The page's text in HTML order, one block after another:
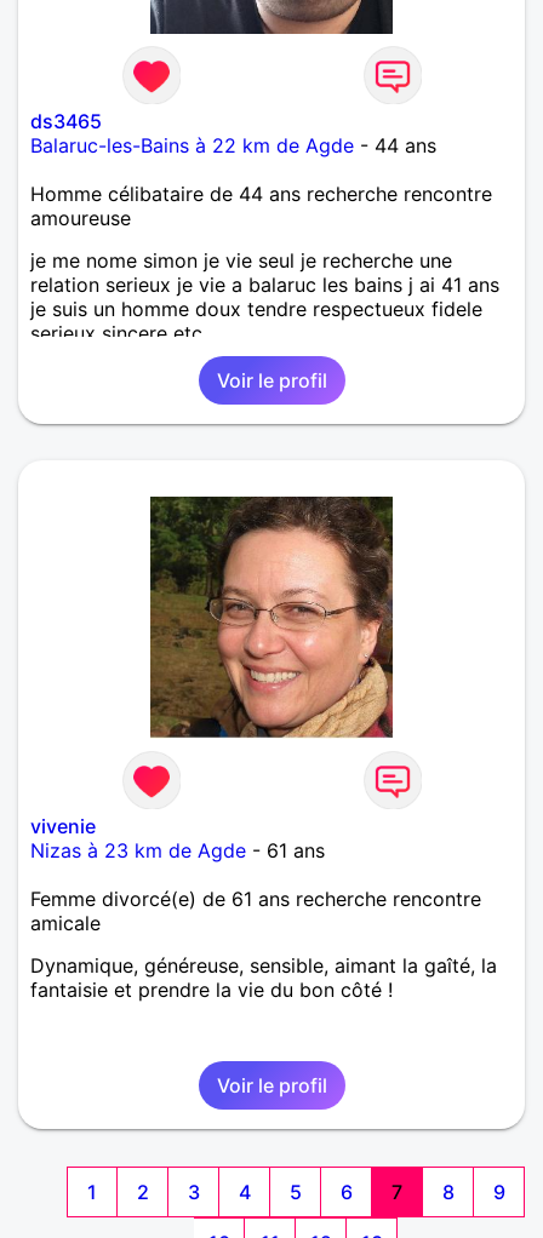
ds3465
Balaruc-les-Bains à 22 km de Agde - 44 ans
Homme célibataire de 44 ans recherche rencontre
amoureuse
je me nome simon je vie seul je recherche une
relation serieux je vie a balaruc les bains j ai 41 ans
je suis un homme doux tendre respectueux fidele
serieux sincere etc....
Voir le profil
vivenie
Nizas à 23 km de Agde - 61 ans
Femme divorcé(e) de 61 ans recherche rencontre
amicale
Dynamique, généreuse, sensible, aimant la gaîté, la
fantaisie et prendre la vie du bon côté !
Voir le profil
1 2 3 4 5 6 7 8 9